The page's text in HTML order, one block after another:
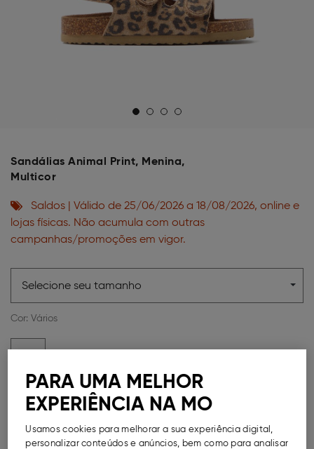
Sandálias Animal Print, Menina,
Multicor
Saldos | Válido de 25/06/2026 a 18/08/2026, online e
lojas físicas. Não acumula com outras
campanhas/promoções em vigor.
Selecione seu tamanho
Cor: Vários
Guia de Tamanhos
Métodos de Pagamento Disponíveis
PARA UMA MELHOR
EXPERIÊNCIA NA MO
Usamos cookies para melhorar a sua experiência digital,
personalizar conteúdos e anúncios, bem como para analisar